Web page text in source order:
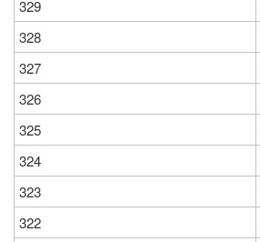
329
328
327
326
325
324
323
322